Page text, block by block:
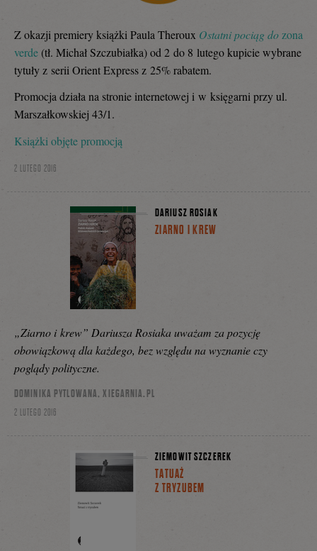
Z okazji premiery książki Paula Theroux Ostatni pociąg do zona
verde (tł. Michał Szczubiałka) od 2 do 8 lutego kupicie wybrane
tytuły z serii Orient Express z 25% rabatem.
Promocja działa na stronie internetowej i w księgarni przy ul.
Marszałkowskiej 43/1.
Książki objęte promocją
2 LUTEGO 2016
DARIUSZ ROSIAK
ZIARNO I KREW
„Ziarno i krew” Dariusza Rosiaka uważam za pozycję
obowiązkową dla każdego, bez względu na wyznanie czy
poglądy polityczne.
DOMINIKA PYTLOWANA, XIEGARNIA.PL
2 LUTEGO 2016
ZIEMOWIT SZCZEREK
TATUAŻ
Z TRYZUBEM